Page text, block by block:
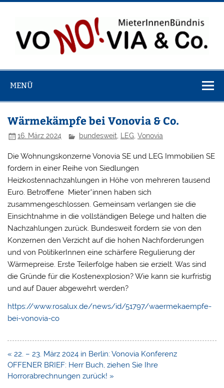
Zum
bei Vonovia, LEG, Velero, Brookfield usw.
MENÜ
Wärmekämpfe bei Vonovia & Co.
16. März 2024 bundesweit, LEG,Vonovia
Die Wohnungskonzerne Vonovia SE und LEG Immobilien SE
fordern in einer Reihe von Siedlungen
Heizkostennachzahlungen in Höhe von mehreren tausend
Euro. Betroffene Mieter*innen haben sich
zusammengeschlossen. Gemeinsam verlangen sie die
Einsichtnahme in die vollständigen Belege und halten die
Nachzahlungen zurück. Bundesweit fordern sie von den
Konzernen den Verzicht auf die hohen Nachforderungen
und von PolitikerInnen eine schärfere Regulierung der
Wärmepreise. Erste Teilerfolge haben sie erzielt. Was sind
die Gründe für die Kostenexplosion? Wie kann sie kurfristig
und auf Dauer abgewehrt werden?
https://www.rosalux.de/news/id/51797/waermekaempfe-
bei-vonovia-co
Beitragsnavigation
« 22. – 23. März 2024 in Berlin: Vonovia Konferenz
OFFENER BRIEF: Herr Buch, ziehen Sie Ihre
Horrorabrechnungen zurück! »